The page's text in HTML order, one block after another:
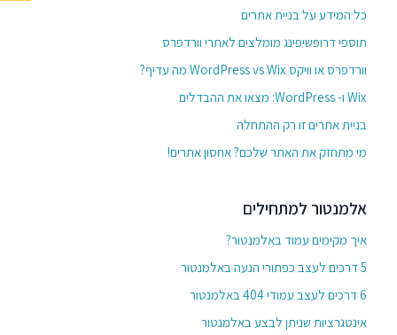
כל המידע על בניית אתרים
תוספי דרופשיפינג מומלצים לאתרי וורדפרס
וורדפרס או וויקס WordPress vs Wix מה עדיף?
Wix ו- WordPress: מצאו את ההבדלים
בניית אתרים זו רק ההתחלה
מי מתחזק את האתר שלכם? אחסון אתרים!
אלמנטור למתחילים
איך מקימים עמוד באלמנטור?
5 דרכים לעצב כפתורי הנעה באלמנטור
6 דרכים לעצב עמודי 404 באלמנטור
אינטגרציות שניתן לבצע באלמנטור